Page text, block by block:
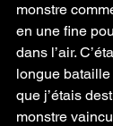
monstre
en une fine
dans l’air.
longue
que j’étais
monstre